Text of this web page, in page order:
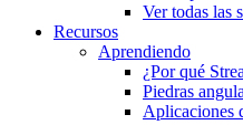
Ver todas las
Recursos
Aprendiendo
¿Por qué
Piedras
Aplicaciones